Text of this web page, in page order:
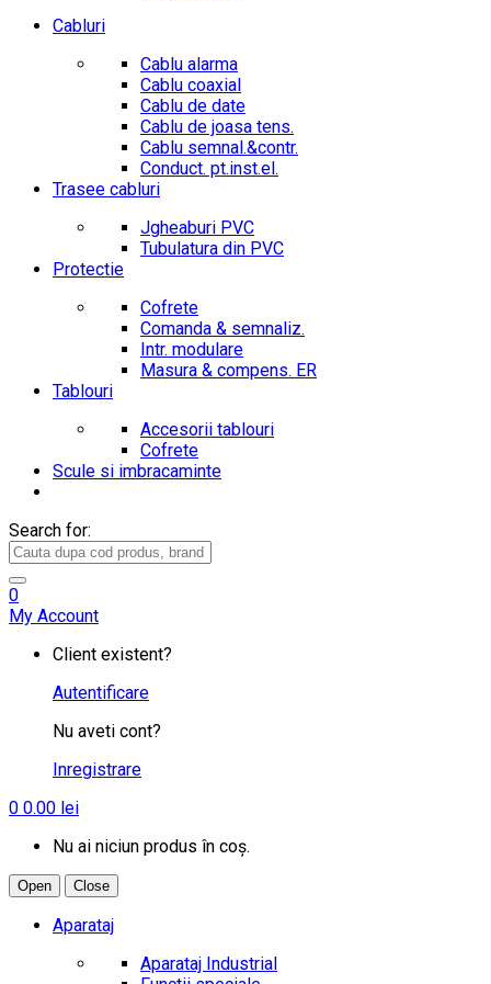
Cabluri
Cablu alarma
Cablu coaxial
Cablu de date
Cablu de joasa tens.
Cablu semnal.&contr.
Conduct. pt.inst.el.
Trasee cabluri
Jgheaburi PVC
Tubulatura din PVC
Protectie
Cofrete
Comanda & semnaliz.
Intr. modulare
Masura & compens. ER
Tablouri
Accesorii tablouri
Cofrete
Scule si imbracaminte
Search for:
0
My Account
Client existent?
Autentificare
Nu aveti cont?
Inregistrare
0 0.00 lei
Nu ai niciun produs în coș.
Open Close
Aparataj
Aparataj Industrial